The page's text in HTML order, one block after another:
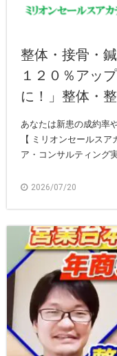
整体・接骨・
１２０％アッ
に！」整体・
あなたは新患の成約率
【 ミリオンセールス
ア・コンサルティング
2026/07/20